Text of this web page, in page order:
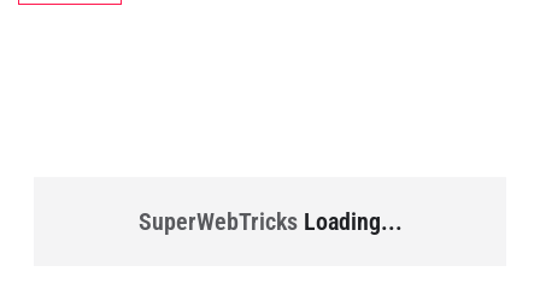
SuperWebTricksLoading...